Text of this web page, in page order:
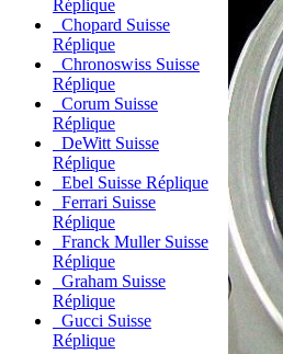
Réplique
Chopard Suisse
Réplique
Chronoswiss Suisse
Réplique
Corum Suisse
Réplique
DeWitt Suisse
Réplique
Ebel Suisse Réplique
Ferrari Suisse
Réplique
Franck Muller Suisse
Réplique
Graham Suisse
Réplique
Gucci Suisse
Réplique